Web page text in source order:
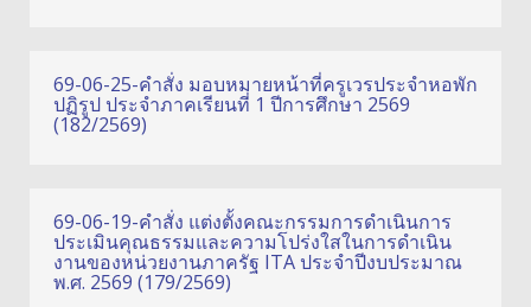
69-06-25-คำสั่ง มอบหมายหน้าที่ครูเวรประจำหอพัก
ปฏิรูป ประจำภาคเรียนที่ 1 ปีการศึกษา 2569
(182/2569)
69-06-19-คำสั่ง แต่งตั้งคณะกรรมการดำเนินการ
ประเมินคุณธรรมและความโปร่งใสในการดำเนิน
งานของหน่วยงานภาครัฐ ITA ประจำปีงบประมาณ
พ.ศ. 2569 (179/2569)